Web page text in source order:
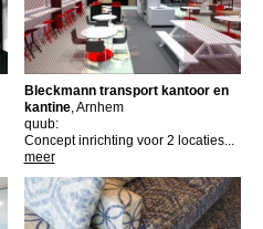
Bleckmann transport kantoor en
kantine, Arnhem
quub:
Concept inrichting voor 2 locaties...
meer